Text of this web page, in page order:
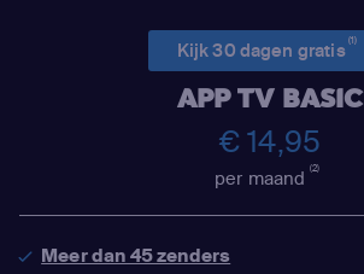
Kijk 30 dagen gratis(1)
APP TV BASIC
€ 14,95
per maand(2)
Meer dan 45 zenders